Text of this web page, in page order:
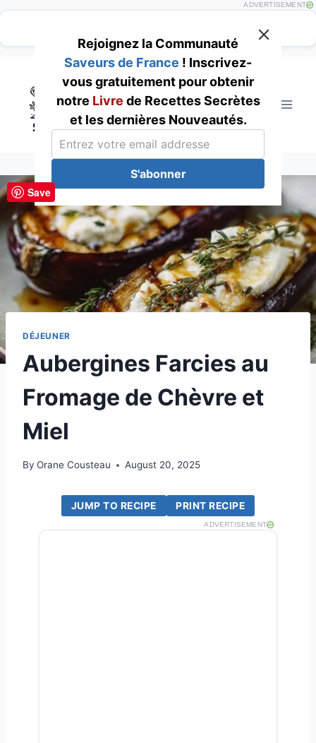
ADVERTISEMENT
content
DÉJEUNER
Aubergines Farcies au
Fromage de Chèvre et
Miel
By Orane Cousteau August 20, 2025
JUMP TO RECIPE PRINT RECIPE
ADVERTISEMENT
Rejoignez la Communauté
Saveurs de France ! Inscrivez-
vous gratuitement pour obtenir
notre Livre de Recettes Secrètes
et les dernières Nouveautés.
S'abonner
Save